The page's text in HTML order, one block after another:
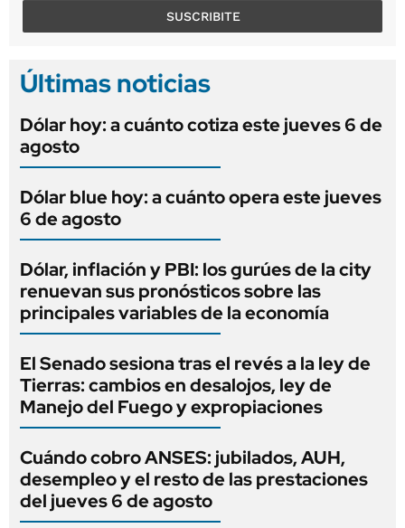
SUSCRIBITE
Últimas noticias
Dólar hoy: a cuánto cotiza este jueves 6 de
agosto
Dólar blue hoy: a cuánto opera este jueves
6 de agosto
Dólar, inflación y PBI: los gurúes de la city
renuevan sus pronósticos sobre las
principales variables de la economía
El Senado sesiona tras el revés a la ley de
Tierras: cambios en desalojos, ley de
Manejo del Fuego y expropiaciones
Cuándo cobro ANSES: jubilados, AUH,
desempleo y el resto de las prestaciones
del jueves 6 de agosto